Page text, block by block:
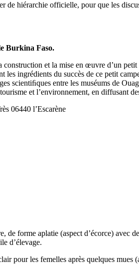
hiérarchie officielle, pour que les
Burkina Faso.
construction et la mise en œuvre d’un
les ingrédients du succès de ce petit
scientiﬁques entre les muséums de
et l’environnement, en diffusant
06440 l’Escarène
de forme aplatie (aspect d’écorce) avec
d’élevage.
pour les femelles après quelques mues